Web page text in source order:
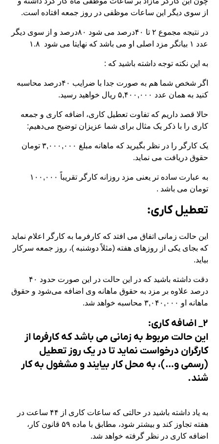
از سوی دیگر این ساعات موظفی در روز جمعه افتاده است.
در نتیجه مجموع ۲ تا ۴۰درصد می شود ۸۰درصد و از سوی دیگر
عدد ۱ بیانگر مزد اصلی او می باشد که نهایتا می شود ۱.۸
به این نکته توجه داشته باشید که :
اگر شخص شما هم به صورت جدا با ضرایب ۴۰درصد محاسبه
کنید به همان عدد ۵,۴۰۰,۰۰۰ ریال خواهید رسید.
حالا قصد داریم که تفاوت تعطیل کاری، اضافه کاری و جمعه
کاری را با ذکر یک مثال برای شما عزیزان توضیح می‌دهیم:
یک کارگر را در نظر بگیرید که ماهانه مبلغ ۳,۰۰۰,۰۰۰ تومان
حقوق دریافت می نماید.
به عبارت ساده تر یعنی مزد روزانه کارگر تقریباً ۱۰۰,۰۰۰
تومان می باشد .
تعطیل کاری:
این حالت زمانی اتفاق می افتد که کارفرما به کارگر اعلام نماید
که بجای یکی از روزهای هفته (مثلاً دوشنبه )، روز جمعه سرکار
بیاید.
دقت داشته باشید که در این حالت در این صورت حدود ۴۰
درصد علاوه بر مزد به حقوق ماهانه وی اضافه می‌شود و حقوق
ماهانه او ۳,۰۴۰,۰۰۰ محاسبه خواهد شد.
۲_ اضافه کاری:
این حالت مربوط به زمانی می باشد که کارفرما از
کارگران درخواست نماید تا در یک روز تعطیل
(رسمی و…)، به محل کار بیایند و مشغول به کار
شند.
به یاد داشته باشید در حالتی که ساعات کاری از ۴۴ ساعت در
هفته تجاوز کند و بیشتر شود، مطابق با ماده ۵۹ قانون کار،
اضافه کاری در نظر گرفته خواهد شد.